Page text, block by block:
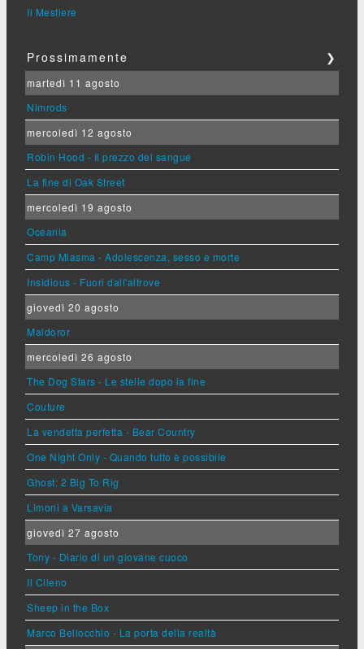
Il Mestiere
Prossimamente ❯
martedì 11 agosto
Nimrods
mercoledì 12 agosto
Robin Hood - Il prezzo del sangue
La fine di Oak Street
mercoledì 19 agosto
Oceania
Camp Miasma - Adolescenza, sesso e morte
Insidious - Fuori dall'altrove
giovedì 20 agosto
Maldoror
mercoledì 26 agosto
The Dog Stars - Le stelle dopo la fine
Couture
La vendetta perfetta - Bear Country
One Night Only - Quando tutto è possibile
Ghost: 2 Big To Rig
Limoni a Varsavia
giovedì 27 agosto
Tony - Diario di un giovane cuoco
Il Cileno
Sheep in the Box
Marco Bellocchio - La porta della realtà